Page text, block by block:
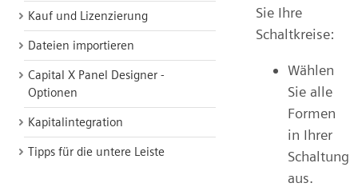
Kauf und Lizenzierung
Dateien importieren
Capital X Panel Designer -
Optionen
Kapitalintegration
Tipps für die untere Leiste
Sie Ihre
Schaltkreise:
Wählen
Sie alle
Formen
in Ihrer
Schaltung
aus.